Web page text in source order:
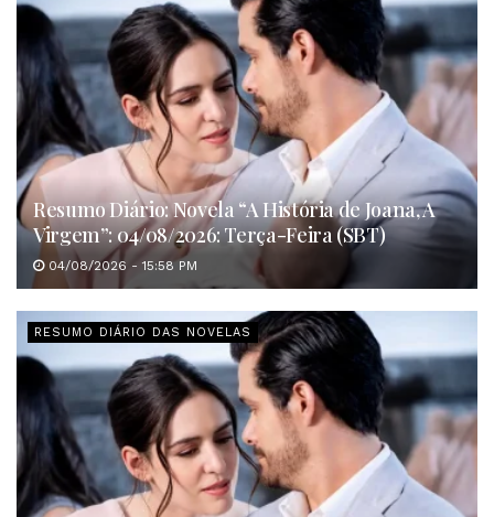
Resumo Diário: Novela “A História de Joana, A
Virgem”: 04/08/2026: Terça-Feira (SBT)
04/08/2026 - 15:58 PM
RESUMO DIÁRIO DAS NOVELAS